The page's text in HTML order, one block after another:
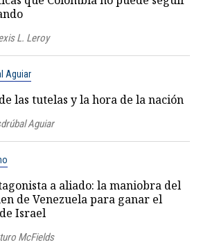
L. Leroy
Aguiar
las tutelas y la hora de la nación
Aguiar
a aliado: la maniobra del
de Venezuela para ganar el
Israel
McFields